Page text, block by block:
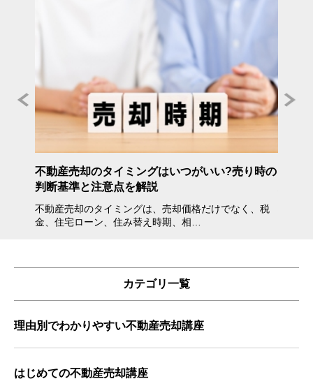
不動産売却のタイミングはいつがいい?売り時の
判断基準と注意点を解説
不動産売却のタイミングは、売却価格だけでなく、税
金、住宅ローン、住み替え時期、相…
カテゴリ一覧
理由別でわかりやすい不動産売却講座
はじめての不動産売却講座